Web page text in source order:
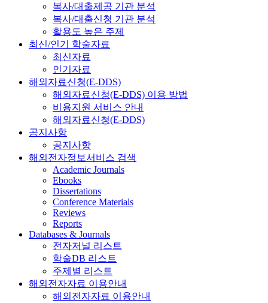
복사/대출제공 기관 분석
복사/대출신청 기관 분석
활용도 높은 주제
최신/인기 학술자료
최신자료
인기자료
해외자료신청(E-DDS)
해외자료신청(E-DDS) 이용 방법
비용지원 서비스 안내
해외자료신청(E-DDS)
공지사항
공지사항
해외전자정보서비스 검색
Academic Journals
Ebooks
Dissertations
Conference Materials
Reviews
Reports
Databases & Journals
전자저널 리스트
학술DB 리스트
주제별 리스트
해외전자자료 이용안내
해외전자자료 이용안내